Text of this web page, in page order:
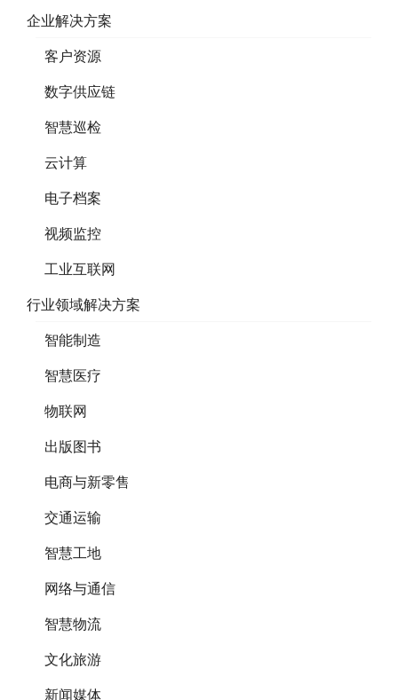
企业解决方案
客户资源
数字供应链
智慧巡检
云计算
电子档案
视频监控
工业互联网
行业领域解决方案
智能制造
智慧医疗
物联网
出版图书
电商与新零售
交通运输
智慧工地
网络与通信
智慧物流
文化旅游
新闻媒体